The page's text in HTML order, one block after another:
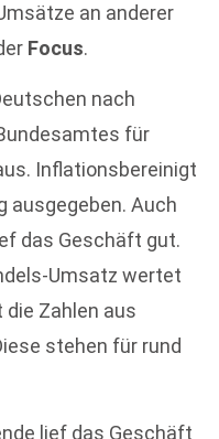
an anderer
Focus.
nach
für
Inflationsbereinigt
ausgegeben. Auch
das Geschäft gut.
Umsatz wertet
Zahlen aus
stehen für rund
lief das Geschäft